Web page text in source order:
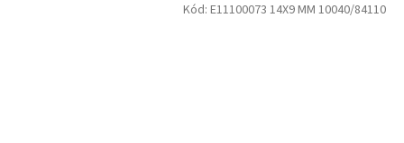
Kód: E11100073 14X9 MM 10040/84110